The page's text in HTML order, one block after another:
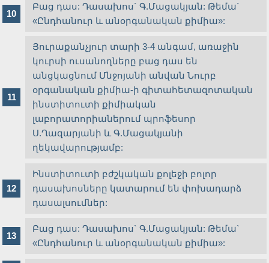
Բաց դաս: Դասախոս` Գ.Մացակյան: Թեմա`
«Ընդհանուր և անօրգանական քիմիա»:
Յուրաքանչյուր տարի 3-4 անգամ, առաջին
կուրսի ուսանողները բաց դաս են
անցկացնում Մնջոյանի անվան Նուրբ
օրգանական քիմիա-ի գիտահետազոտական
ինստիտուտի քիմիական
լաբորատորիաներում պրոֆեսոր
Ս.Ղազարյանի և Գ.Մացակյանի
ղեկավարությամբ:
Ինստիտուտի բժշկական քոլեջի բոլոր
դասախոսները կատարում են փոխադարձ
դասալսումներ:
Բաց դաս: Դասախոս` Գ.Մացակյան: Թեմա`
«Ընդհանուր և անօրգանական քիմիա»: